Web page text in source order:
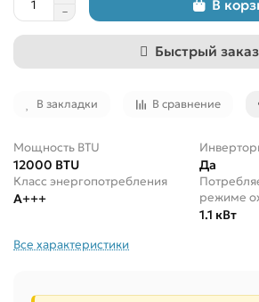
В
Быстрый заказ
В закладки В сравнение
Мощность BTU
12000 BTU Да
Класс энергопотребления
A+++
режиме
1.1 кВт
Все характеристики